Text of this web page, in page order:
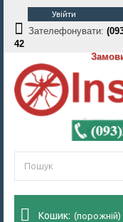
Увійти
Зателефонувати:
42
Кошик: (порожній)